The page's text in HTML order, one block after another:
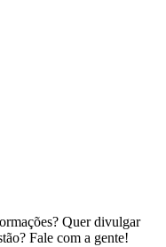
Quer divulgar
Fale com a gente!